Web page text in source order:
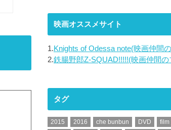
映画オススメサイト
1.Knights of Odessa note(映画仲間
2.鉄腸野郎Z-SQUAD!!!!!(映画仲間の
タグ
2015 2016 che bunbun DVD film